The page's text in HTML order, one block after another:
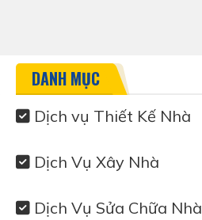
DANH MỤC
Dịch vụ Thiết Kế Nhà
Dịch Vụ Xây Nhà
Dịch Vụ Sửa Chữa Nhà